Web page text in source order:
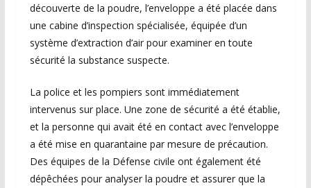
découverte de la poudre, l’enveloppe a été placée dans
une cabine d’inspection spécialisée, équipée d’un
système d’extraction d’air pour examiner en toute
sécurité la substance suspecte.
La police et les pompiers sont immédiatement
intervenus sur place. Une zone de sécurité a été établie,
et la personne qui avait été en contact avec l’enveloppe
a été mise en quarantaine par mesure de précaution.
Des équipes de la Défense civile ont également été
dépêchées pour analyser la poudre et assurer que la